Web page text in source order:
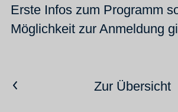
Erste Infos zum Programm
Möglichkeit zur Anmeldung
Vorheriger ArtikelZur Übersicht